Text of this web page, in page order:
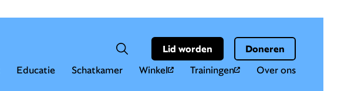
Educatie Schatkamer Winkel Trainingen Over ons
Zoeken
ZoekveldLid worden Doneren